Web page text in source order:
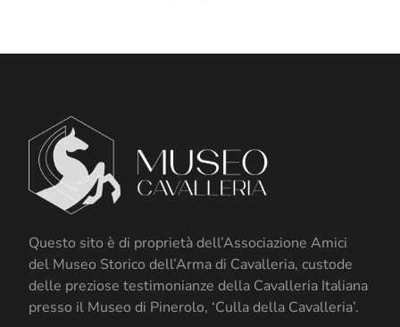
Questo sito è di proprietà dell’Associazione Amici
del Museo Storico dell’Arma di Cavalleria, custode
delle preziose testimonianze della Cavalleria Italiana
presso il Museo di Pinerolo, ‘Culla della Cavalleria’.